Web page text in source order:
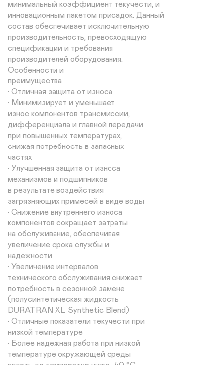
минимальный коэффициент текучести, и
инновационным пакетом присадок. Данный
состав обеспечивает исключительную
производительность, превосходящую
спецификации и требования
производителей оборудования.
Особенности и
преимущества
• Отличная защита от износа
• Минимизирует и уменьшает
износ компонентов трансмиссии,
дифференциала и главной передачи
при повышенных температурах,
снижая потребность в запасных
частях
• Улучшенная защита от износа
механизмов и подшипников
в результате воздействия
загрязняющих примесей в виде воды
• Снижение внутреннего износа
компонентов сокращает затраты
на обслуживание, обеспечивая
увеличение срока службы и
надежности
• Увеличение интервалов
технического обслуживания снижает
потребность в сезонной замене
(полусинтетическая жидкость
DURATRAN XL Synthetic Blend)
• Отличные показатели текучести при
низкой температуре
• Более надежная работа при низкой
температуре окружающей среды